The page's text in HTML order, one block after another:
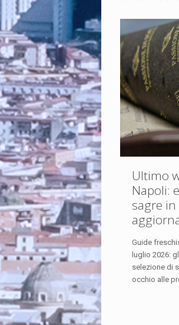
Ultimo
Napoli:
sagre
Guide
luglio 2026:
selezione di
occhio alle